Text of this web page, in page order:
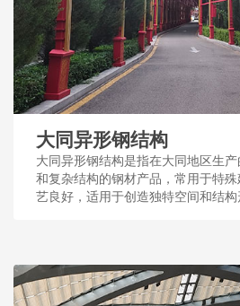
大同异形钢结构
大同异形钢结构是指在大同地区生
和复杂结构的钢材产品，常用于特
艺良好，适用于创造独特空间和结构